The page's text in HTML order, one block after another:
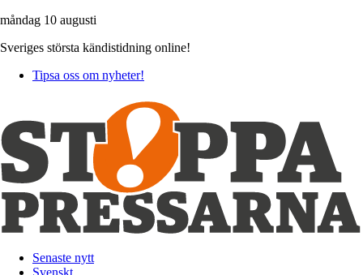
måndag 10 augusti
Sveriges största kändistidning online!
Tipsa oss om nyheter!
Senaste nytt
Svenskt